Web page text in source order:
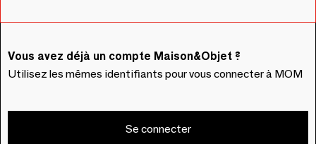
Vous avez déjà un compte Maison&Objet ?
Utilisez les mêmes identifiants pour vous connecter à MOM
Se connecter